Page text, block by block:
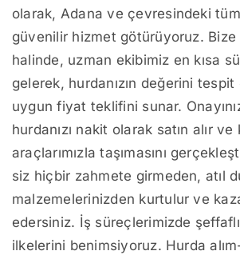
olarak, Adana ve çevresindeki tüm
güvenilir hizmet götürüyoruz. Bize
halinde, uzman ekibimiz en kısa
gelerek, hurdanızın değerini
uygun fiyat teklifini sunar.
hurdanızı nakit olarak satın alır ve
araçlarımızla taşımasını
siz hiçbir zahmete girmeden, atıl
malzemelerinizden kurtulur ve
edersiniz. İş süreçlerimizde
ilkelerini benimsiyoruz. Hurda